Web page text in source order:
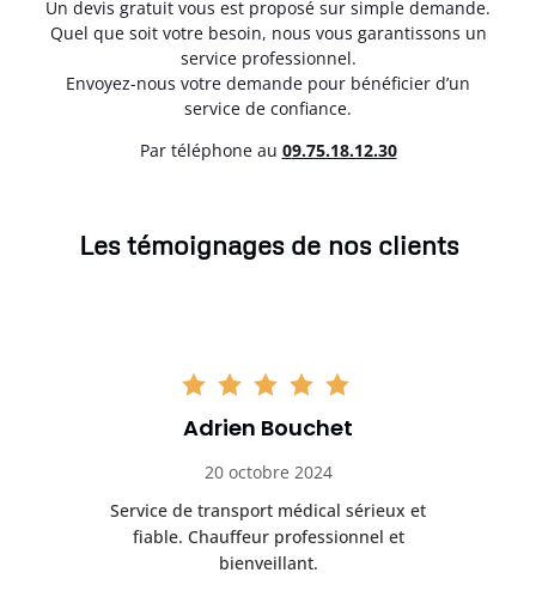
Un devis gratuit vous est proposé sur simple demande.
Quel que soit votre besoin, nous vous garantissons un
service professionnel.
Envoyez-nous votre demande pour bénéficier d’un
service de confiance.
Par téléphone au 09.75.18.12.30
Les témoignages de nos clients
Adrien Bouchet
20 octobre 2024
Service de transport médical sérieux et
fiable. Chauffeur professionnel et
bienveillant.